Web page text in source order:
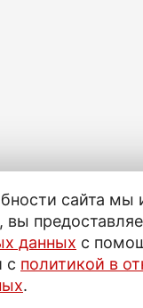
сайта мы
вы
данных с
с политикой в
.